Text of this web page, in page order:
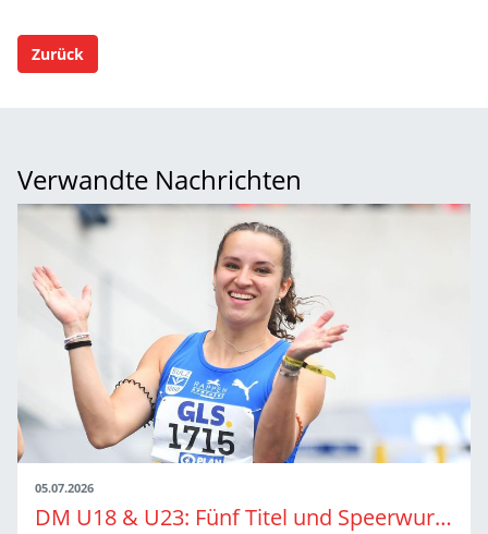
Zurück
Verwandte Nachrichten
05.07.2026
DM U18 & U23: Fünf Titel und Speerwurf-Doppelsieg